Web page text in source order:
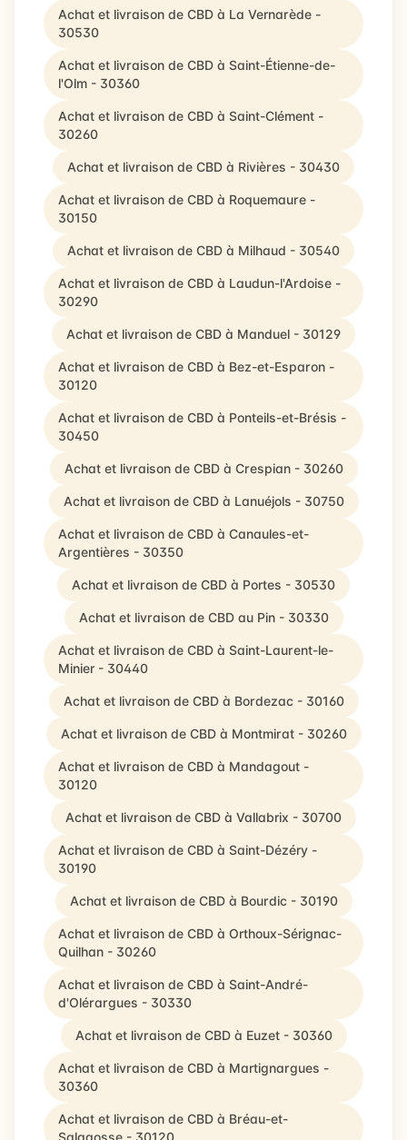
Achat et livraison de CBD à La Vernarède -
30530
Achat et livraison de CBD à Saint-Étienne-de-
l'Olm - 30360
Achat et livraison de CBD à Saint-Clément -
30260
Achat et livraison de CBD à Rivières - 30430
Achat et livraison de CBD à Roquemaure -
30150
Achat et livraison de CBD à Milhaud - 30540
Achat et livraison de CBD à Laudun-l'Ardoise -
30290
Achat et livraison de CBD à Manduel - 30129
Achat et livraison de CBD à Bez-et-Esparon -
30120
Achat et livraison de CBD à Ponteils-et-Brésis -
30450
Achat et livraison de CBD à Crespian - 30260
Achat et livraison de CBD à Lanuéjols - 30750
Achat et livraison de CBD à Canaules-et-
Argentières - 30350
Achat et livraison de CBD à Portes - 30530
Achat et livraison de CBD au Pin - 30330
Achat et livraison de CBD à Saint-Laurent-le-
Minier - 30440
Achat et livraison de CBD à Bordezac - 30160
Achat et livraison de CBD à Montmirat - 30260
Achat et livraison de CBD à Mandagout -
30120
Achat et livraison de CBD à Vallabrix - 30700
Achat et livraison de CBD à Saint-Dézéry -
30190
Achat et livraison de CBD à Bourdic - 30190
Achat et livraison de CBD à Orthoux-Sérignac-
Quilhan - 30260
Achat et livraison de CBD à Saint-André-
d'Olérargues - 30330
Achat et livraison de CBD à Euzet - 30360
Achat et livraison de CBD à Martignargues -
30360
Achat et livraison de CBD à Bréau-et-
Salagosse - 30120